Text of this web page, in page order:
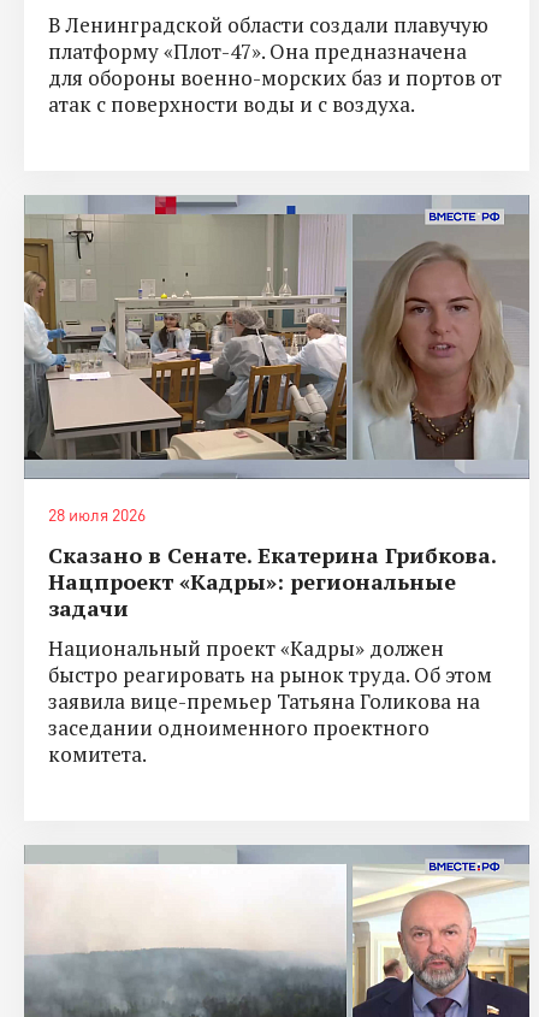
В Ленинградской области создали плавучую
платформу «Плот-47». Она предназначена
для обороны военно-морских баз и портов от
атак с поверхности воды и с воздуха.
28 июля 2026
Сказано в Сенате. Екатерина Грибкова.
Нацпроект «Кадры»: региональные
задачи
Национальный проект «Кадры» должен
быстро реагировать на рынок труда. Об этом
заявила вице-премьер Татьяна Голикова на
заседании одноименного проектного
комитета.